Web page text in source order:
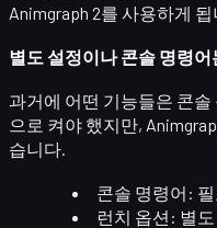
Animgraph 2를 사용하게
별도 설정이나 콘솔 명령어
과거에 어떤 기능들은 콘솔
으로 켜야 했지만,
습니다.
콘솔 명령어 :
런치 옵션 : 별